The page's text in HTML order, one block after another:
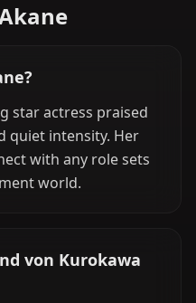
star actress praised
quiet intensity. Her
with any role sets
world.
von Kurokawa